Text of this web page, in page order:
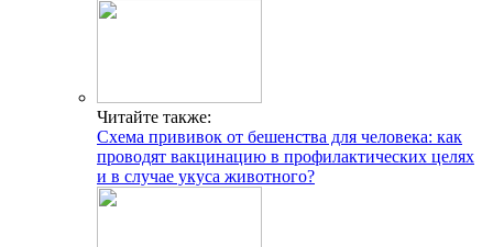
Читайте также:
Схема прививок от бешенства для человека: как
проводят вакцинацию в профилактических целях
и в случае укуса животного?